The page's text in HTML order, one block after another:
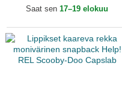
Saat sen 17–19 elokuu